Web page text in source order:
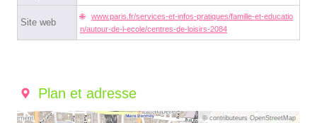
Site web
www.paris.fr/services-et-infos-pratiques/famille-et-educatio
n/autour-de-l-ecole/centres-de-loisirs-2084
Plan et adresse
© contributeurs OpenStreetMap